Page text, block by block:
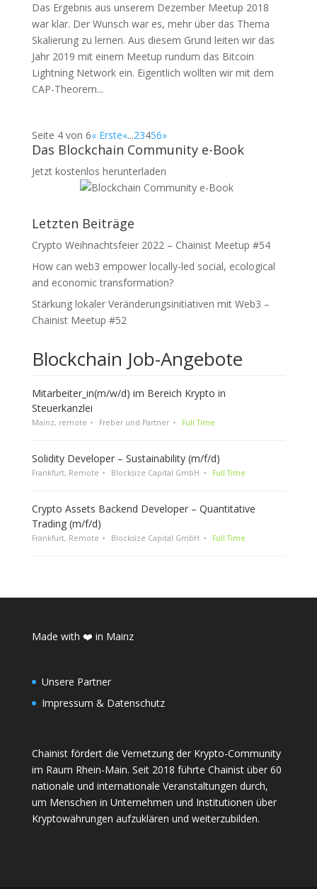
Das Ergebnis aus unserem Dezember Meetup 2018
war klar. Der Wunsch war es, mehr über das Thema
Skalierung zu lernen. Aus diesem Grund leiten wir das
Jahr 2019 mit einem Meetup rundum das Bitcoin
Lightning Network ein. Eigentlich wollten wir mit dem
CAP-Theorem...
Seite 4 von 6« Erste«...23456»
Das Blockchain Community e-Book
Jetzt kostenlos herunterladen
Letzten Beiträge
Crypto Weihnachtsfeier 2022 – Chainist Meetup #54
How can web3 empower locally-led social, ecological
and economic transformation?
Stärkung lokaler Veränderungsinitiativen mit Web3 –
Chainist Meetup #52
Blockchain Job-Angebote
Mitarbeiter_in(m/w/d) im Bereich Krypto in
Steuerkanzlei
Mainz, remote Freber und Partner Full Time
Solidity Developer – Sustainability (m/f/d)
Frankfurt, Remote Blocksize Capital GmbH Full Time
Crypto Assets Backend Developer – Quantitative
Trading (m/f/d)
Frankfurt, Remote Blocksize Capital GmbH Full Time
Made with ❤️ in Mainz
Unsere Partner
Impressum & Datenschutz
Chainist fördert die Vernetzung der Krypto-Community
im Raum Rhein-Main. Seit 2018 führte Chainist über 60
nationale und internationale Veranstaltungen durch,
um Menschen in Unternehmen und Institutionen über
Kryptowährungen aufzuklären und weiterzubilden.